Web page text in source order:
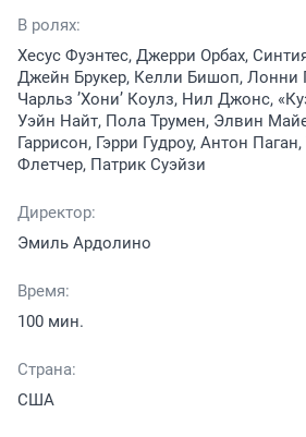
В ролях:
Хесус Фуэнтес, Джерри Орбах,
Джейн Брукер, Келли Бишоп, Лонни
Чарльз ’Хони’ Коулз, Нил Джонс,
Уэйн Найт, Пола Трумен, Элвин
Гаррисон, Гэрри Гудроу, Антон
Флетчер, Патрик Суэйзи
Директор:
Эмиль Ардолино
Время:
100 мин.
Страна:
США